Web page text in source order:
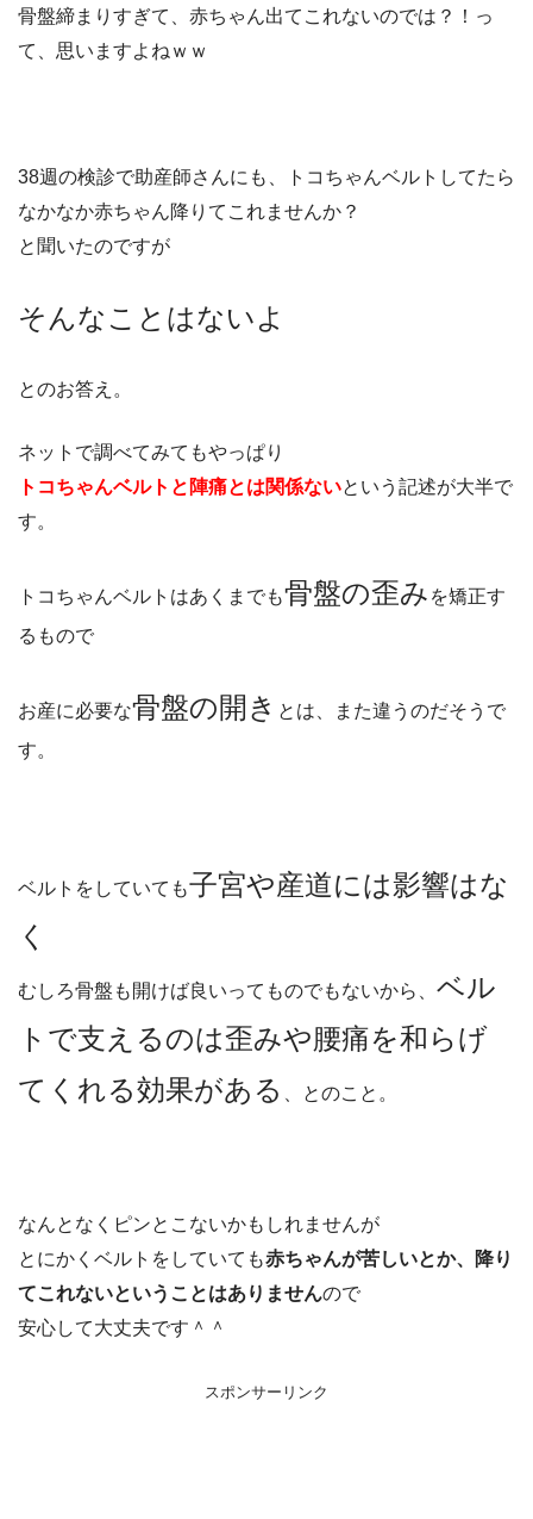
骨盤締まりすぎて、赤ちゃん出てこれないのでは？！っ
て、思いますよねｗｗ
38週の検診で助産師さんにも、トコちゃんベルトしてたら
なかなか赤ちゃん降りてこれませんか？
と聞いたのですが
そんなことはないよ
とのお答え。
ネットで調べてみてもやっぱり
トコちゃんベルトと陣痛とは関係ないという記述が大半で
す。
トコちゃんベルトはあくまでも骨盤の歪み を矯正す
るもので
お産に必要な骨盤の開き とは、また違うのだそうで
す。
ベルトをしていても子宮や産道には影響はな
く
むしろ骨盤も開けば良いってものでもないから、 ベル
トで支えるのは歪みや腰痛を和らげ
てくれる効果がある
、とのこと。
なんとなくピンとこないかもしれませんが
とにかくベルトをしていても赤ちゃんが苦しいとか、降り
てこれないということはありませんので
安心して大丈夫です＾＾
スポンサーリンク